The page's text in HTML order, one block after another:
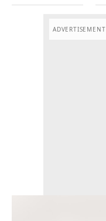
ADVERTISEMENT